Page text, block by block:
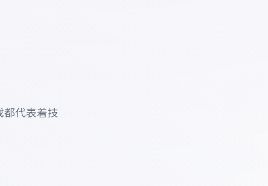
都代表着技